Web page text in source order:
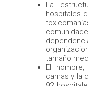
La
hospitales
tamaño
El
camas y la